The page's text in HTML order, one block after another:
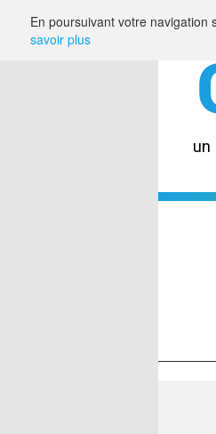
un
En poursuivant votre navigation
savoir plus